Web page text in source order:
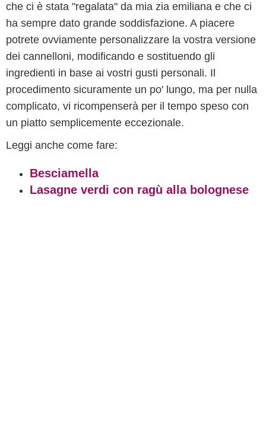
che ci è stata "regalata" da mia zia emiliana e che ci
ha sempre dato grande soddisfazione. A piacere
potrete ovviamente personalizzare la vostra versione
dei cannelloni, modificando e sostituendo gli
ingredienti in base ai vostri gusti personali. Il
procedimento sicuramente un po' lungo, ma per nulla
complicato, vi ricompenserà per il tempo speso con
un piatto semplicemente eccezionale.
Leggi anche come fare:
Besciamella
Lasagne verdi con ragù alla bolognese